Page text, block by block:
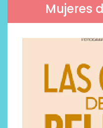
Mujeres